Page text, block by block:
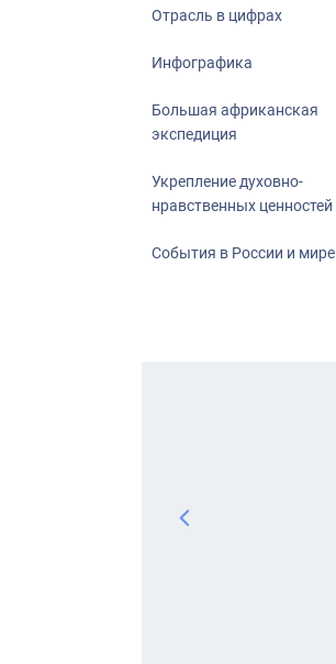
Отрасль в цифрах
Инфографика
Большая африканская
экспедиция
Укрепление духовно-
нравственных ценностей
События в России и мире